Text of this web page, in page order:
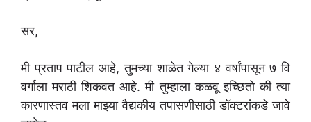
सर,
मी प्रताप पाटील आहे, तुमच्या शाळेत गेल्या ४ वर्षांपासून ७ वि
वर्गाला मराठी शिकवत आहे. मी तुम्हाला कळवू इच्छितो की त्या
कारणास्तव मला माझ्या वैद्यकीय तपासणीसाठी डॉक्टरांकडे जावे